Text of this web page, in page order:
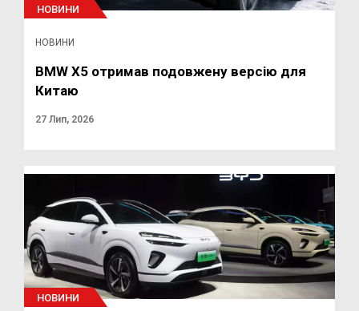
НОВИНИ
НОВИНИ
BMW X5 отримав подовжену версію для
Китаю
27 Лип, 2026
НОВИНИ